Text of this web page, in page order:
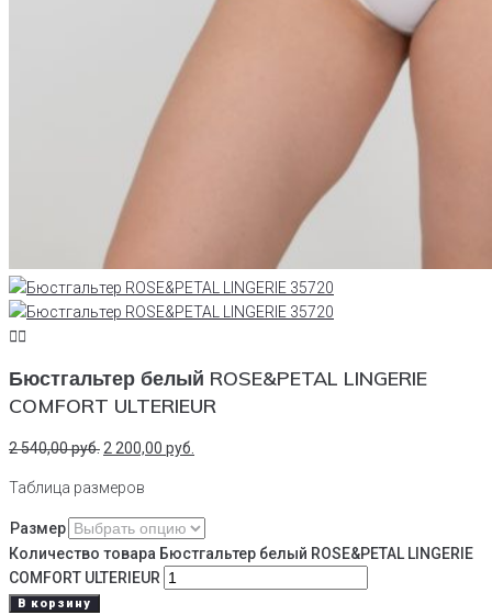
Бюстгальтер белый ROSE&PETAL LINGERIE
COMFORT ULTERIEUR
2 540,00руб. 2 200,00 руб.
Таблица размеров
Размер
Количество товара Бюстгальтер белый ROSE&PETAL LINGERIE
COMFORT ULTERIEUR
В корзину